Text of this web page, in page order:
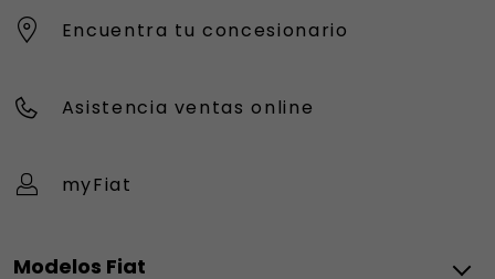
Encuentra tu concesionario
Asistencia ventas online
myFiat
Modelos Fiat